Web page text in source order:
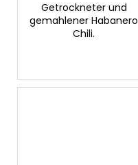
Getrockneter und
gemahlener Habanero
Chili.